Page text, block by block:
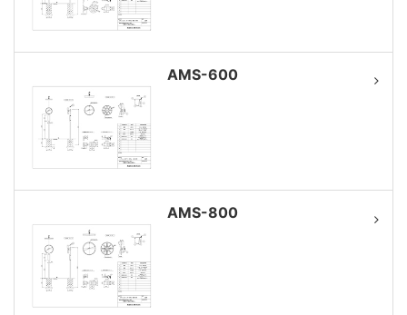
AMS-600
AMS-800